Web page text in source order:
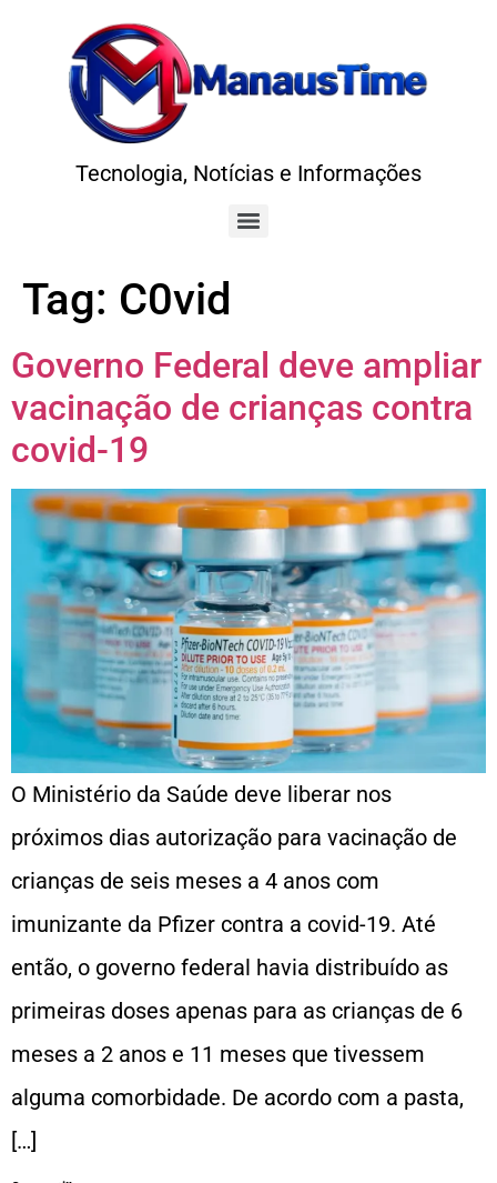
Tecnologia, Notícias e Informações
Tag: C0vid
Governo Federal deve ampliar
vacinação de crianças contra
covid-19
O Ministério da Saúde deve liberar nos
próximos dias autorização para vacinação de
crianças de seis meses a 4 anos com
imunizante da Pfizer contra a covid-19. Até
então, o governo federal havia distribuído as
primeiras doses apenas para as crianças de 6
meses a 2 anos e 11 meses que tivessem
alguma comorbidade. De acordo com a pasta,
[…]